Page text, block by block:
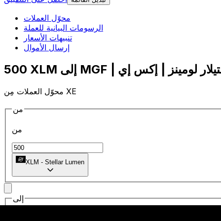
محوّل العملات
الرسومات البيانية للعملة
تنبيهات الأسعار
إرسال الأموال
محوّل العملات مِن XE
من
من
XLM - Stellar Lumen
إلى